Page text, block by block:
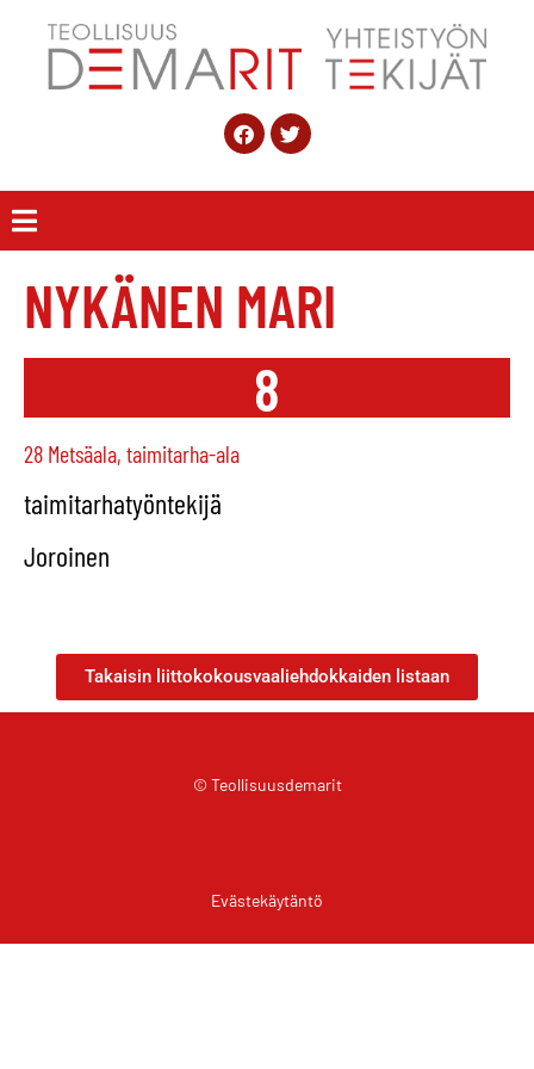
NYKÄNEN MARI
8
28 Metsäala, taimitarha-ala
taimitarhatyöntekijä
Joroinen
Takaisin liittokokousvaaliehdokkaiden listaan
© Teollisuusdemarit
Evästekäytäntö